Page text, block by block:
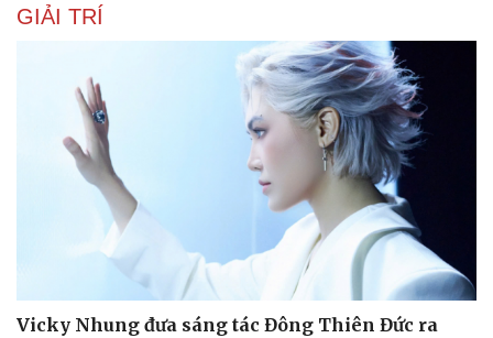
GIẢI TRÍ
Vicky Nhung đưa sáng tác Đông Thiên Đức ra